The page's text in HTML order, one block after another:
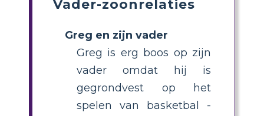
Vader-zoonrelaties
Greg en zijn vader
Greg is erg boos op zijn
vader omdat hij is
gegrondvest op het
spelen van basketbal -